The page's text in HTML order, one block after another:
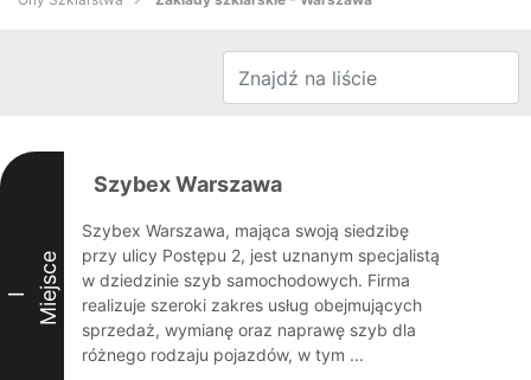
I Miejsce
Szybex Warszawa
Szybex Warszawa, mająca swoją siedzibę
przy ulicy Postępu 2, jest uznanym specjalistą
w dziedzinie szyb samochodowych. Firma
realizuje szeroki zakres usług obejmujących
sprzedaż, wymianę oraz naprawę szyb dla
różnego rodzaju pojazdów, w tym ...